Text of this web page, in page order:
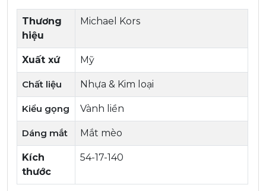
Thương
hiệu
Michael Kors
Xuất xứ Mỹ
Chất liệu Nhựa & Kim loại
Kiểu gọng Vành liền
Dáng mắt Mắt mèo
Kích
thước
54-17-140